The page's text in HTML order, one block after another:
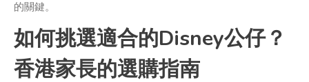
的關鍵。
如何挑選適合的Disney公仔？
香港家長的選購指南